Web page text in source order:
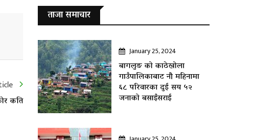
कति
ताजा समाचार
January 25, 2024
बागलुङ काे काठेखोला
गाउँपालिकाबाट नौ महिनामा
६८ परिवारका दुई सय ५२
जनाकाे बसाइँसराई